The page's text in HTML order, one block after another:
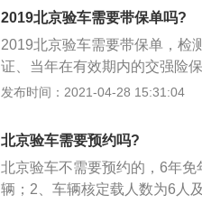
状态，确保汽车行驶安全；3、
检站，可以选择就近原则，在
起，车辆将实现全国“通检”，
份直接检验车辆，申领检验合
动车检测站就近参加验车，就
2019北京验车需要带保单吗?
2019北京验车需要带保单，检
证、当年在有效期内的交强险
到车管所填写机动车年审申请
观检查，要准备好灭火器和警
完毕，再回到大厅，到指定窗
取年审贴和环保检测合格贴，
驶证复印件，可以提前准备好
发布时间：2021-04-28 15:31:04
北京验车需要预约吗?
北京验车不需要预约的，6年
辆；2、车辆核定载人数为6人